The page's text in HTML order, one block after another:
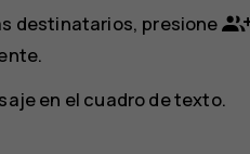
destinatarios, presione
.
en el cuadro de texto.